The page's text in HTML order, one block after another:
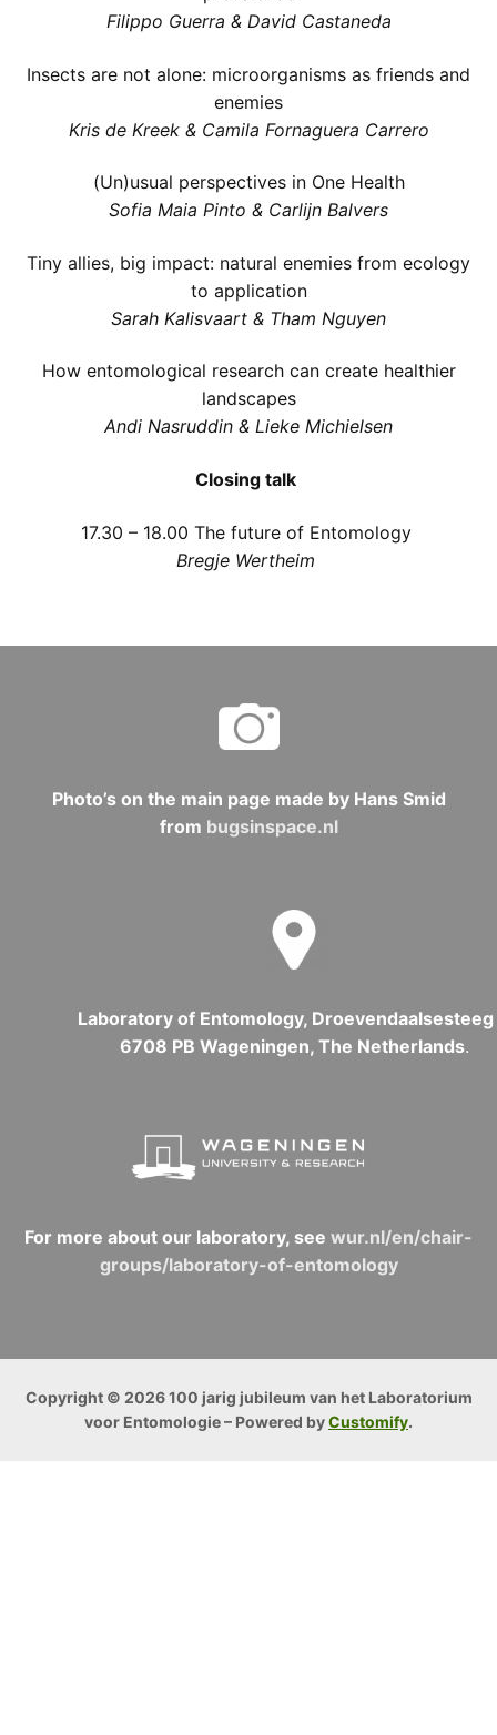
Filippo Guerra & David Castaneda
Insects are not alone: microorganisms as friends and
enemies
Kris de Kreek & Camila Fornaguera Carrero
(Un)usual perspectives in One Health
Sofia Maia Pinto & Carlijn Balvers
Tiny allies, big impact: natural enemies from ecology
to application
Sarah Kalisvaart & Tham Nguyen
How entomological research can create healthier
landscapes
Andi Nasruddin & Lieke Michielsen
Closing talk
17.30 – 18.00 The future of Entomology
Bregje Wertheim
Photo’s on the main page made by Hans Smid
from bugsinspace.nl
Laboratory of Entomology, Droevendaalsesteeg
6708 PB Wageningen, The Netherlands.
For more about our laboratory, see wur.nl/en/chair-
groups/laboratory-of-entomology
Copyright © 2026 100 jarig jubileum van het Laboratorium
voor Entomologie – Powered byCustomify.